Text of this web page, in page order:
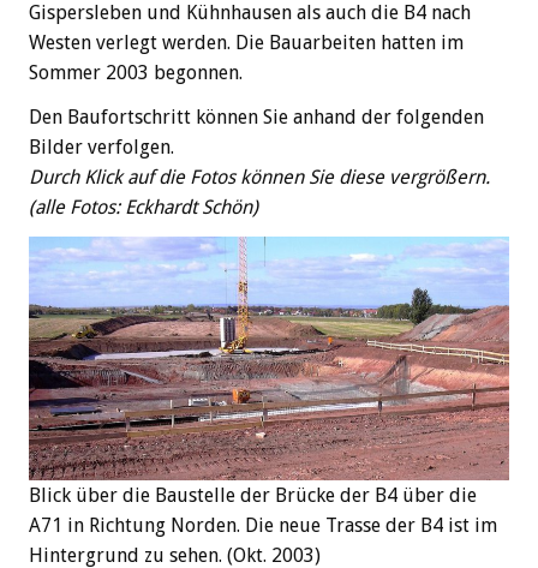
Gispersleben und Kühnhausen als auch die B4 nach
Westen verlegt werden. Die Bauarbeiten hatten im
Sommer 2003 begonnen.
Den Baufortschritt können Sie anhand der folgenden
Bilder verfolgen.
Durch Klick auf die Fotos können Sie diese vergrößern.
(alle Fotos: Eckhardt Schön)
Blick über die Baustelle der Brücke der B4 über die
A71 in Richtung Norden. Die neue Trasse der B4 ist im
Hintergrund zu sehen. (Okt. 2003)